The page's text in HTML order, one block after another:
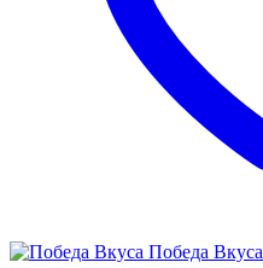
Победа Вкуса